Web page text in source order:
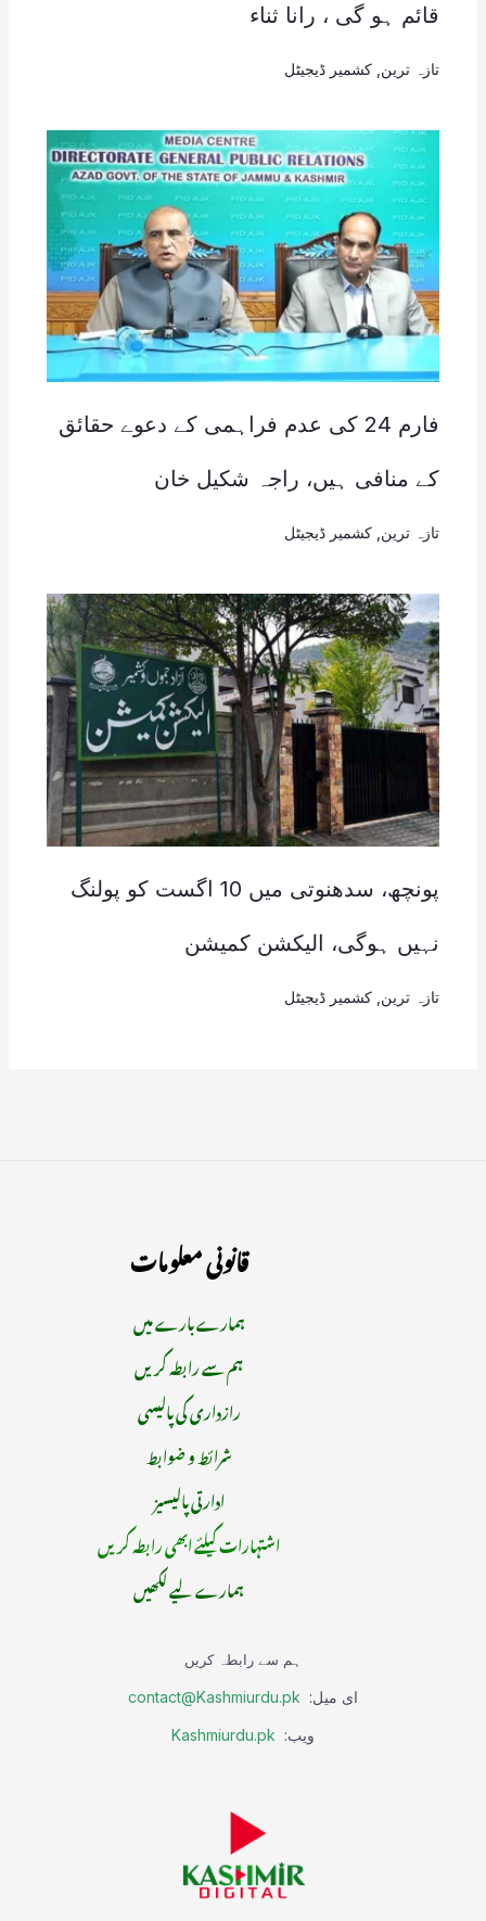
قائم ہو گی ، رانا ثناء
تازہ ترین کشمیر ڈیجیٹل
فارم 24 کی عدم فراہمی کے دعوے حقائق
کے منافی ہیں، راجہ شکیل خان
تازہ ترین کشمیر ڈیجیٹل
پونچھ، سدھنوتی میں 10 اگست کو پولنگ
نہیں ہوگی، الیکشن کمیشن
تازہ ترین کشمیر ڈیجیٹل
قانونی معلومات
ہمارے بارے میں
ہم سے رابطہ کریں
رازداری کی پالیسی
شرائط و ضوابط
ادارتی پالیسیز
اشتہارات کیلئے ابھی رابطہ کریں
ہمارے لیے لکھیں
ہم سے رابطہ کریں
ای میل: contact@Kashmiurdu.pk
ویب: Kashmiurdu.pk